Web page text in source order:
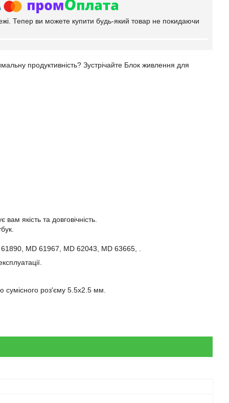
Тепер ви можете купити будь-який товар не покидаючи
продуктивність? Зустрічайте Блок живлення для
якість та довговічність.
MD 61967, MD 62043, MD 63665, .
сумісного роз'єму 5.5x2.5 мм.